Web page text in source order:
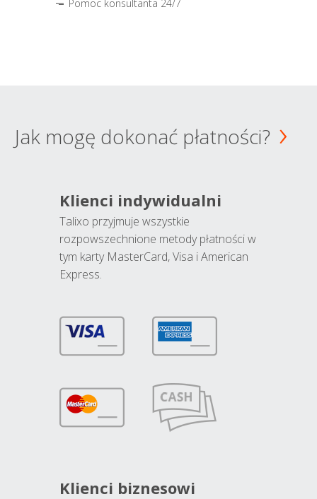
Pomoc konsultanta 24/7
Jak mogę dokonać płatności?
Klienci indywidualni
Talixo przyjmuje wszystkie
rozpowszechnione metody płatności w
tym karty MasterCard, Visa i American
Express.
Klienci biznesowi